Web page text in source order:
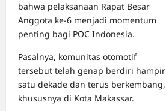
bahwa pelaksanaan Rapat Besar
Anggota ke-6 menjadi momentum
penting bagi POC Indonesia.
Pasalnya, komunitas otomotif
tersebut telah genap berdiri hampir
satu dekade dan terus berkembang,
khususnya di Kota Makassar.